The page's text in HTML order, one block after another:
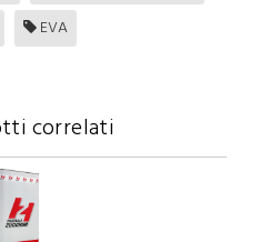
EVA
correlati